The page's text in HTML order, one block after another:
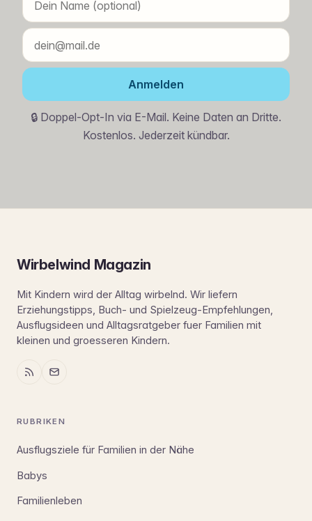
Anmelden
🔒 Doppel-Opt-In via E-Mail. Keine Daten an Dritte.
Kostenlos. Jederzeit kündbar.
Wirbelwind Magazin
Mit Kindern wird der Alltag wirbelnd. Wir liefern
Erziehungstipps, Buch- und Spielzeug-Empfehlungen,
Ausflugsideen und Alltagsratgeber fuer Familien mit
kleinen und groesseren Kindern.
RUBRIKEN
Ausflugsziele für Familien in der Nähe
Babys
Familienleben